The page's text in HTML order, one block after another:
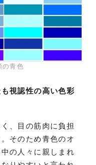
の青色
視認性の高い色彩
、目の筋肉に負担
そのため青色のオ
の人々に親しまれ